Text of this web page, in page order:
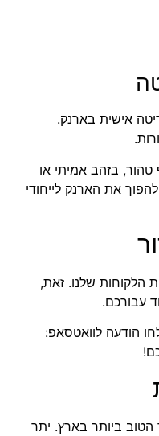
אישית בארנק.
בזהב אמיתי או
את הארנק לייחודי
הלקוחות שלנו. זאת,
עבורכם.
הודעה לוואטסאפ:
הטוב ביותר בארץ. יתר